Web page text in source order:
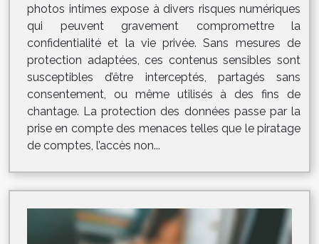
photos intimes expose à divers risques numériques
qui peuvent gravement compromettre la
confidentialité et la vie privée. Sans mesures de
protection adaptées, ces contenus sensibles sont
susceptibles d’être interceptés, partagés sans
consentement, ou même utilisés à des fins de
chantage. La protection des données passe par la
prise en compte des menaces telles que le piratage
de comptes, l’accès non...